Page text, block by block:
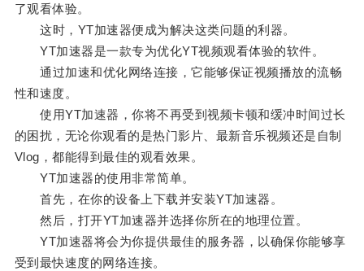
了观看体验。
这时，YT加速器便成为解决这类问题的利器。
YT加速器是一款专为优化YT视频观看体验的软件。
通过加速和优化网络连接，它能够保证视频播放的流畅
性和速度。
使用YT加速器，你将不再受到视频卡顿和缓冲时间过长
的困扰，无论你观看的是热门影片、最新音乐视频还是自制
Vlog，都能得到最佳的观看效果。
YT加速器的使用非常简单。
首先，在你的设备上下载并安装YT加速器。
然后，打开YT加速器并选择你所在的地理位置。
YT加速器将会为你提供最佳的服务器，以确保你能够享
受到最快速度的网络连接。